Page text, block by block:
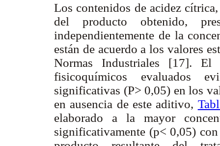
Los contenidos de acidez
del producto obtenido,
independientemente de la
están de acuerdo a los valores
Normas Industriales [17]. El
fisicoquímicos evaluados
significativas (P> 0,05) en los
en ausencia de este aditivo,
elaborado a la mayor
significativamente (p< 0,05)